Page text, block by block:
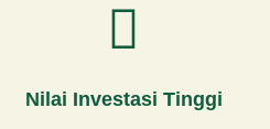
Nilai Investasi Tinggi